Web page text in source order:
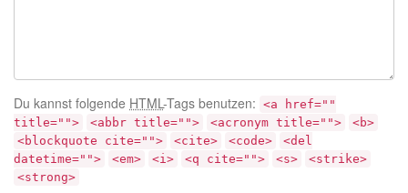
Du kannst folgende HTML-Tags benutzen: <a href=""
title="">
<abbr title=""> <acronym title="">
<b>
<blockquote cite="">
<cite> <code>
<del
datetime="">
<em> <i> <q cite=""> <s>
<strike>
<strong>